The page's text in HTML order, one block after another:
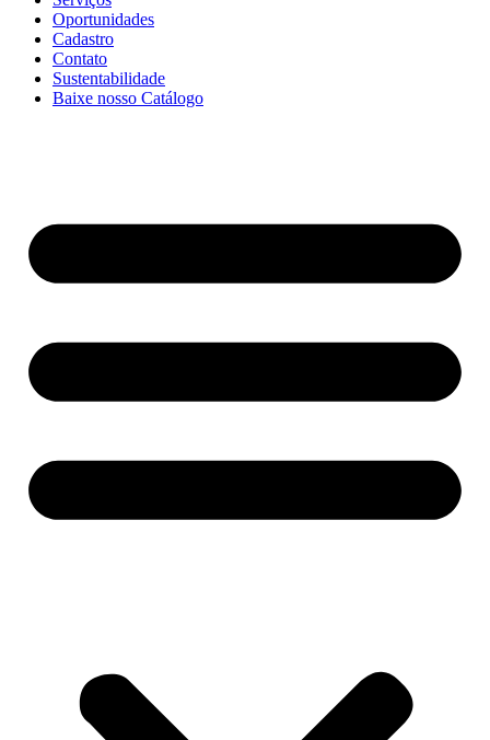
Oportunidades
Cadastro
Contato
Sustentabilidade
Baixe nosso Catálogo